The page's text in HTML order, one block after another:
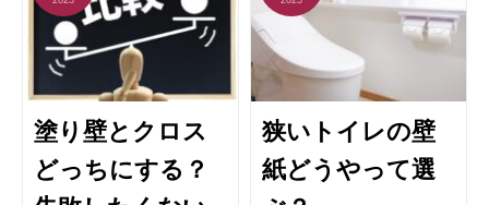
塗り壁とクロス
どっちにする？
狭いトイレの壁
紙どうやって選